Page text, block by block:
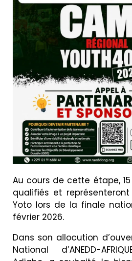
Au cours de cette étape,
qualifiés et
Yoto lors de la finale
février 2026.
Dans son allocution
National d’ANEDD-